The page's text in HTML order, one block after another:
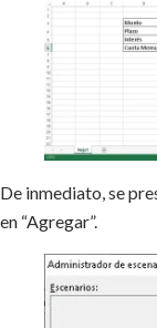
De inmediato, se
en “Agregar”.